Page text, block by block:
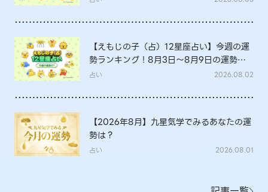
【えもじの子（占）12星座占い】今週の運
勢ランキング！8月3日～8月9日の運勢
は？
占い 2026.08.02
【2026年8月】九星気学でみるあなたの運
勢は？
占い 2026.08.01